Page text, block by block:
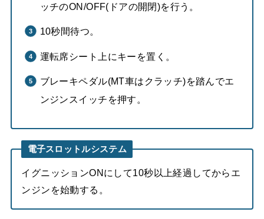
ッチのON/OFF(ドアの開閉)を行う。
10秒間待つ。
運転席シート上にキーを置く。
ブレーキペダル(MT車はクラッチ)を踏んでエ
ンジンスイッチを押す。
電子スロットルシステム
イグニッションONにして10秒以上経過してからエ
ンジンを始動する。